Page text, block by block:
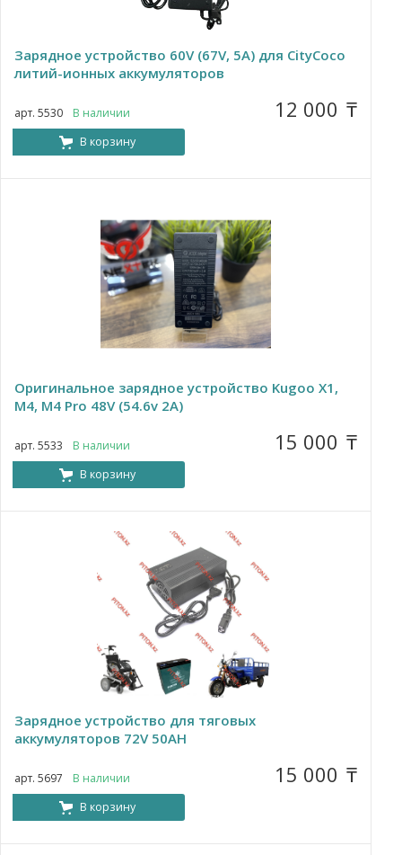
Зарядное устройство 60V (67V, 5A) для CityCoco
литий-ионных аккумуляторов
арт. 5530 В наличии 12 000 ₸
В корзину
Оригинальное зарядное устройство Kugoo X1,
M4, M4 Pro 48V (54.6v 2A)
арт. 5533 В наличии 15 000 ₸
В корзину
Зарядное устройство для тяговых
аккумуляторов 72V 50AH
арт. 5697 В наличии 15 000 ₸
В корзину